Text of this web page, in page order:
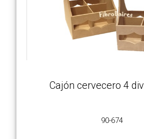
Ubicación
Cajón cervecero 4
90-674